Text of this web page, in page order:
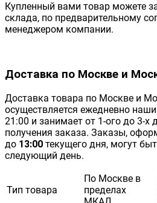
Купленный вами товар можете
склада, по предварительному
менеджером компании.
Доставка по Москве и
Доставка товара по Москве и
осуществляется ежедневно
21:00 и занимает от 1-ого до 3-х
получения заказа. Заказы,
до 13:00 текущего дня, могут
следующий день.
Тип товара
По Москве в
пределах